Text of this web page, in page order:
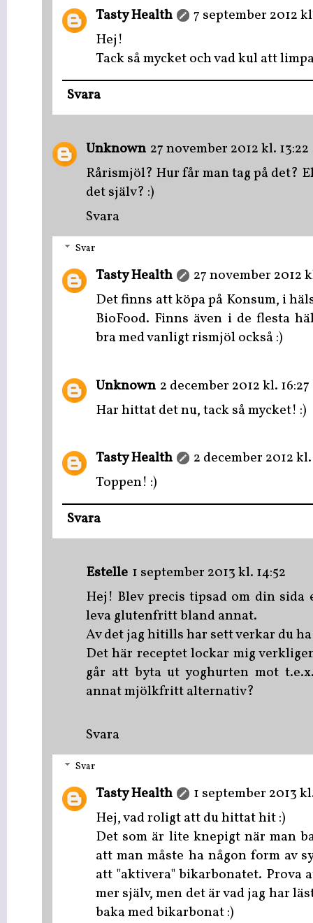
Tasty Health
7 september 2012
Hej!
Tack så mycket och vad kul att
Svara
Unknown 27 november 2012 kl. 13:22
Rårismjöl? Hur får man tag på det?
det själv? :)
Svara
Svar
Tasty Health
27 november 2012
Det finns att köpa på Konsum, i
BioFood. Finns även i de flesta
bra med vanligt rismjöl också :)
Unknown 2 december 2012 kl. 16:27
Har hittat det nu, tack så mycket! :)
Tasty Health
2 december 2012 kl.
Toppen! :)
Svara
Estelle 1 september 2013 kl. 14:52
Hej! Blev precis tipsad om din sida
leva glutenfritt bland annat.
Av det jag hitills har sett verkar du
Det här receptet lockar mig
går att byta ut yoghurten mot
annat mjölkfritt alternativ?
Svara
Svar
Tasty Health
1 september 2013
Hej, vad roligt att du hittat hit :)
Det som är lite knepigt när man
att man måste ha någon form av
att "aktivera" bikarbonatet. Prova
mer själv, men det är vad jag har
baka med bikarbonat :)